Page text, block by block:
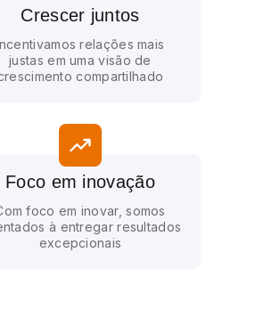
Crescer juntos
relações mais
justas em uma visão de
compartilhado
Foco em inovação
foco em inovar, somos
à entregar resultados
excepcionais